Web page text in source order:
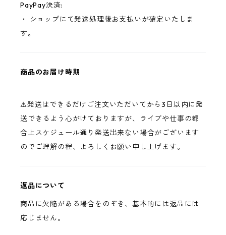
PayPay決済:
・ ショップにて発送処理後お支払いが確定いたしま
す。
商品のお届け時期
⚠️発送はできるだけご注文いただいてから3日以内に発
送できるよう心がけておりますが、ライブや仕事の都
合上スケジュール通り発送出来ない場合がございます
のでご理解の程、よろしくお願い申し上げます。
返品について
商品に欠陥がある場合をのぞき、基本的には返品には
応じません。